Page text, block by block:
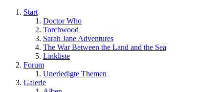
Start
Doctor Who
Torchwood
Sarah Jane Adventures
The War Between the Land and the Sea
Linkliste
Forum
Unerledigte Themen
Galerie